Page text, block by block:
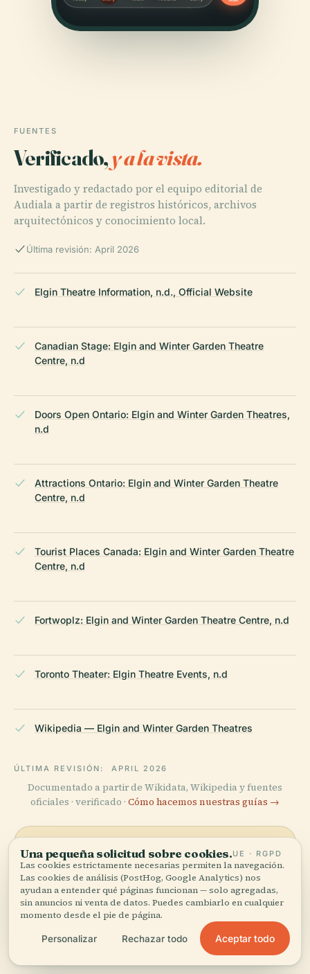
FUENTES
Verificado,y a la vista.
Investigado y redactado por el equipo editorial de
Audiala a partir de registros históricos, archivos
arquitectónicos y conocimiento local.
Última revisión: April 2026
Elgin Theatre Information, n.d., Official Website
Canadian Stage: Elgin and Winter Garden Theatre
Centre, n.d
Doors Open Ontario: Elgin and Winter Garden Theatres,
n.d
Attractions Ontario: Elgin and Winter Garden Theatre
Centre, n.d
Tourist Places Canada: Elgin and Winter Garden Theatre
Centre, n.d
Fortwoplz: Elgin and Winter Garden Theatre Centre, n.d
Toronto Theater: Elgin Theatre Events, n.d
Wikipedia — Elgin and Winter Garden Theatres
ÚLTIMA REVISIÓN: APRIL 2026
Documentado a partir de Wikidata, Wikipedia y fuentes
oficiales · verificado · Cómo hacemos nuestras guías →
Explora la zona
Ve Elgin And Winter Garden
Theatre Centre en el mapa y
descubre qué hay cerca.
Ver mapa
Una pequeña solicitud sobre cookies.UE · RGPD
Las cookies estrictamente necesarias permiten la navegación.
Las cookies de análisis (PostHog, Google Analytics) nos
ayudan a entender qué páginas funcionan — solo agregadas,
sin anuncios ni venta de datos. Puedes cambiarlo en cualquier
momento desde el pie de página.
Personalizar Rechazar todo Aceptar todo